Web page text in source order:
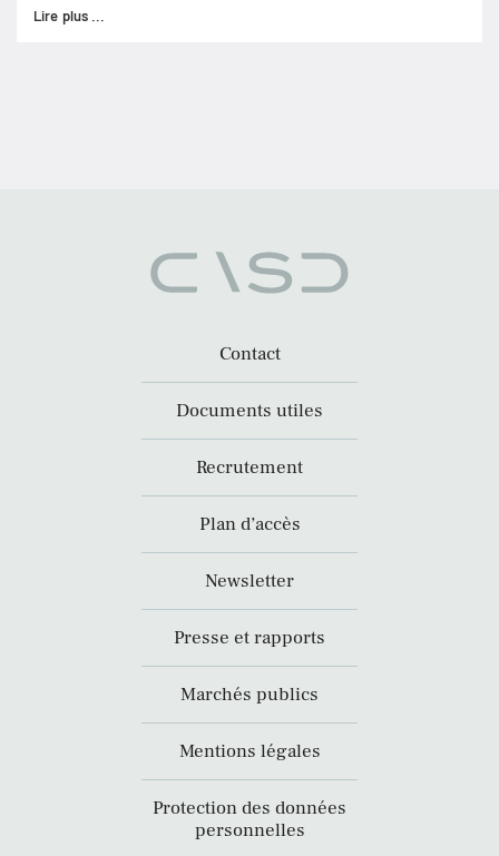
Lire plus ...
Contact
Documents utiles
Recrutement
Plan d’accès
Newsletter
Presse et rapports
Marchés publics
Mentions légales
Protection des données
personnelles